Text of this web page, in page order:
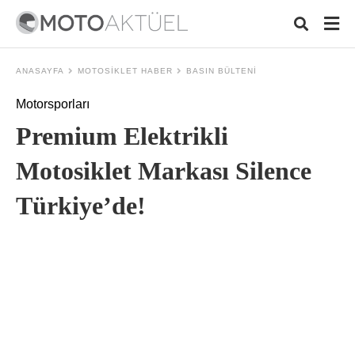
ANASAYFA MOTOSIKLET HABER BASIN BÜLTENI
Motorsporları
Premium Elektrikli
Motosiklet Markası Silence
Türkiye’de!